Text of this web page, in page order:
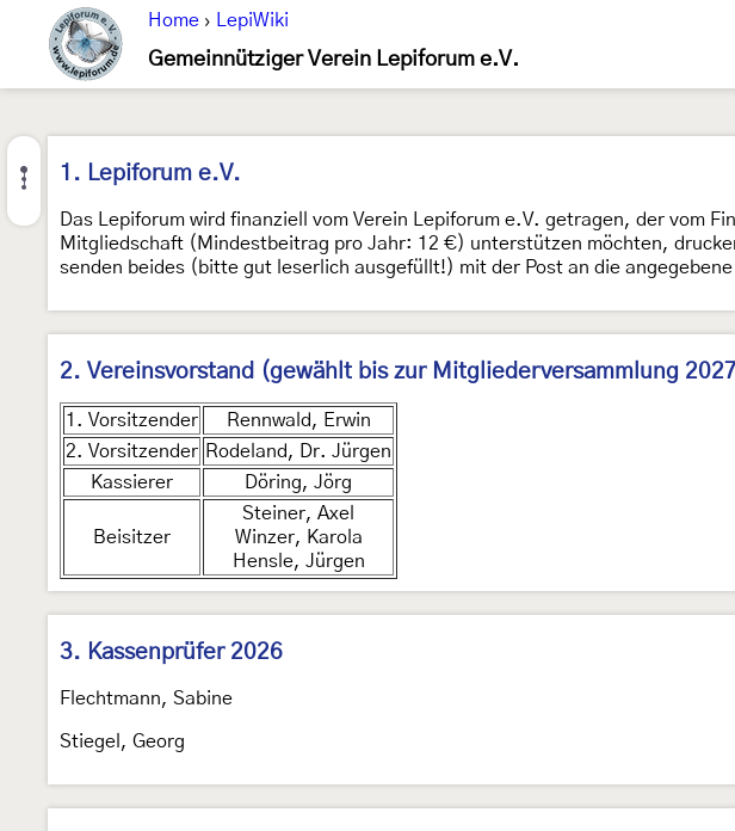
Home › LepiWiki
Gemeinnütziger Verein Lepiforum e.V.
1. Lepiforum e.V.
Das Lepiforum wird finanziell vom Verein Lepiforum e.V. getragen, der vom
Mitgliedschaft (Mindestbeitrag pro Jahr: 12 €) unterstützen möchten,
senden beides (bitte gut leserlich ausgefüllt!) mit der Post an die
2. Vereinsvorstand (gewählt bis zur Mitgliederversammlung
1. Vorsitzender
Rennwald, Erwin
2. Vorsitzender Rodeland, Dr. Jürgen
Kassierer
Döring, Jörg
Beisitzer
Steiner, Axel
Winzer, Karola
Hensle, Jürgen
3. Kassenprüfer 2026
Flechtmann, Sabine
Stiegel, Georg